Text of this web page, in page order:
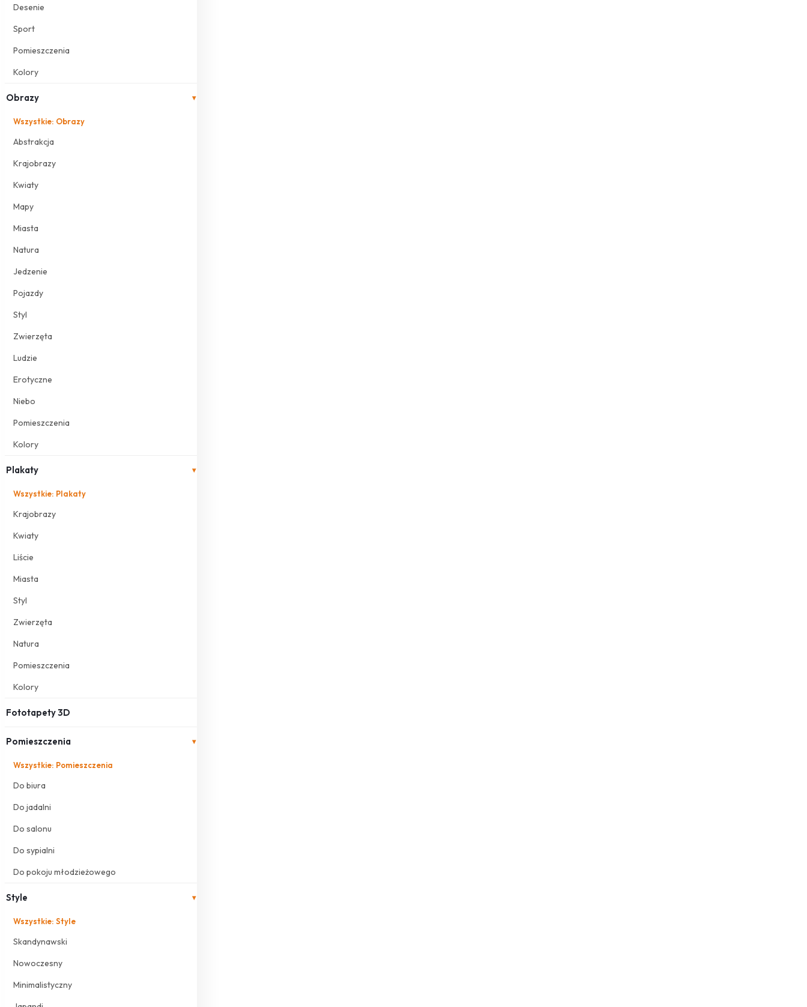
Desenie
Sport
Pomieszczenia
Kolory
Obrazy ▾
Wszystkie: Obrazy
Abstrakcja
Krajobrazy
Kwiaty
Mapy
Miasta
Natura
Jedzenie
Pojazdy
Styl
Zwierzęta
Ludzie
Erotyczne
Niebo
Pomieszczenia
Kolory
Plakaty ▾
Wszystkie: Plakaty
Krajobrazy
Kwiaty
Liście
Miasta
Styl
Zwierzęta
Natura
Pomieszczenia
Kolory
Fototapety 3D
Pomieszczenia ▾
Wszystkie: Pomieszczenia
Do biura
Do jadalni
Do salonu
Do sypialni
Do pokoju młodzieżowego
Style ▾
Wszystkie: Style
Skandynawski
Nowoczesny
Minimalistyczny